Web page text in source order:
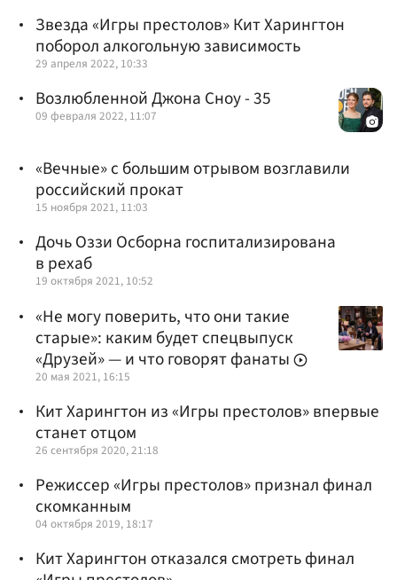
Звезда «Игры престолов» Кит Харингтон
поборол алкогольную зависимость
29 апреля 2022, 10:33
Возлюбленной Джона Сноу - 35
09 февраля 2022, 11:07
«Вечные» с большим отрывом возглавили
российский прокат
15 ноября 2021, 11:03
Дочь Оззи Осборна госпитализирована
в рехаб
19 октября 2021, 10:52
«Не могу поверить, что они такие
старые»: каким будет спецвыпуск
«Друзей» — и что говорят фанаты
20 мая 2021, 16:15
Кит Харингтон из «Игры престолов» впервые
станет отцом
26 сентября 2020, 21:18
Режиссер «Игры престолов» признал финал
скомканным
04 октября 2019, 18:17
Кит Харингтон отказался смотреть финал